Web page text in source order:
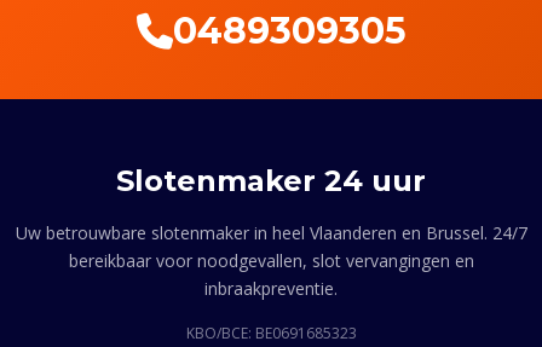
0489309305
Slotenmaker 24 uur
Uw betrouwbare slotenmaker in heel Vlaanderen en Brussel. 24/7
bereikbaar voor noodgevallen, slot vervangingen en
inbraakpreventie.
KBO/BCE: BE0691685323